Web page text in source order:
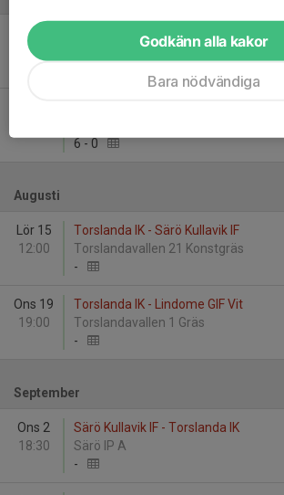
Ons 3
19:00
Torslanda IK - Lekstorps IF F11/12 vit
Säve 1 Gräs
6 - 0
Augusti
Lör 15
12:00
Torslanda IK - Särö Kullavik IF
Torslandavallen 21 Konstgräs
-
Ons 19
19:00
Torslanda IK - Lindome GIF Vit
Torslandavallen 1 Gräs
-
September
Ons 2
18:30
Särö Kullavik IF - Torslanda IK
Särö IP A
-
Godkänn alla kakor
Bara nödvändiga